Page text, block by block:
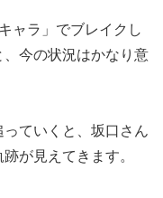
ャラ」でブレイクし
今の状況はかなり意
ていくと、坂口さん
が見えてきます。